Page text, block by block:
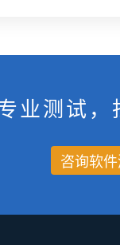
业测试，
咨询软